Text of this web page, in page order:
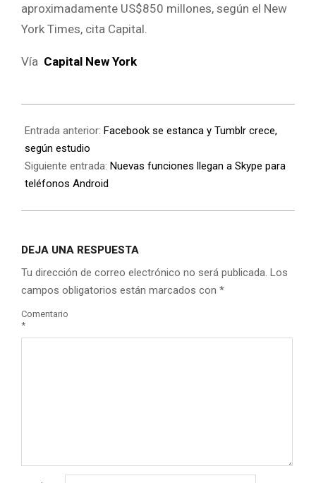
aproximadamente US$850 millones, según el New
York Times, cita Capital.
Vía Capital New York
Entrada anterior: Facebook se estanca y Tumblr crece,
según estudio
Siguiente entrada: Nuevas funciones llegan a Skype para
teléfonos Android
DEJA UNA RESPUESTA
Tu dirección de correo electrónico no será publicada. Los
campos obligatorios están marcados con *
Comentario
*